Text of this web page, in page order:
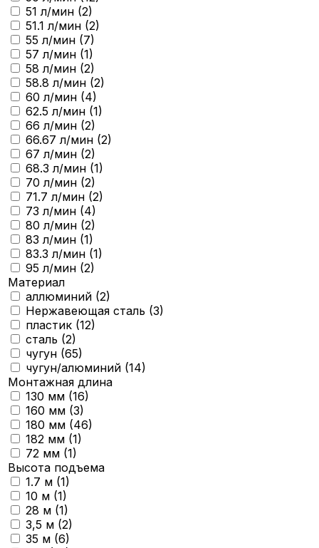
51 л/мин (2)
51.1 л/мин (2)
55 л/мин (7)
57 л/мин (1)
58 л/мин (2)
58.8 л/мин (2)
60 л/мин (4)
62.5 л/мин (1)
66 л/мин (2)
66.67 л/мин (2)
67 л/мин (2)
68.3 л/мин (1)
70 л/мин (2)
71.7 л/мин (2)
73 л/мин (4)
80 л/мин (2)
83 л/мин (1)
83.3 л/мин (1)
95 л/мин (2)
Материал
аллюминий (2)
Нержавеющая сталь (3)
пластик (12)
сталь (2)
чугун (65)
чугун/алюминий (14)
Монтажная длина
130 мм (16)
160 мм (3)
180 мм (46)
182 мм (1)
72 мм (1)
Высота подъема
1.7 м (1)
10 м (1)
28 м (1)
3,5 м (2)
35 м (6)